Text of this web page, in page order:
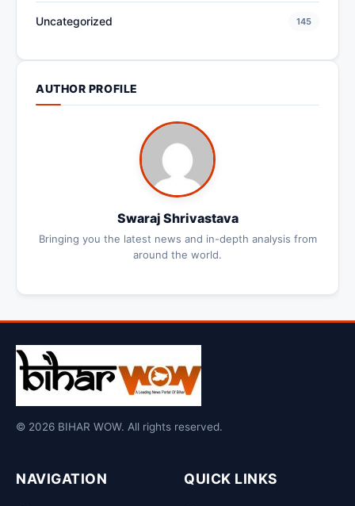
Uncategorized 145
AUTHOR PROFILE
Swaraj Shrivastava
Bringing you the latest news and in-depth analysis from
around the world.
© 2026 BIHAR WOW. All rights reserved.
NAVIGATION QUICK LINKS